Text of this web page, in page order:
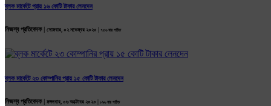
ব্লক মার্কেটে প্রায় ১৬ কোটি টাকার লেনদেন
নিজস্ব প্রতিবেদক | সোমবার, ০২ নভেম্বর ২০২০ | ৭৫৬ বার পঠিত
ব্লক মার্কেটে ২৩ কোম্পানির প্রায় ১৫ কোটি টাকার লেনদেন
নিজস্ব প্রতিবেদক | মঙ্গলবার, ০৬ অক্টোবর ২০২০ | ৮৯৬ বার পঠিত